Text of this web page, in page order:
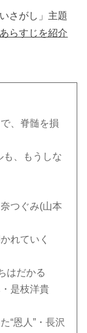
さがし」主題
らすじを紹介
、脊髄を損
も、もうしな
つぐみ(山本
れていく
はだかる
是枝洋貴
“恩人”・長沢